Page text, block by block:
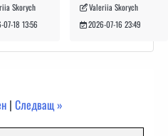
Skorych
07-18 13:56
Valeriia Skorych
2026-07-16 23:49
| Следващ »